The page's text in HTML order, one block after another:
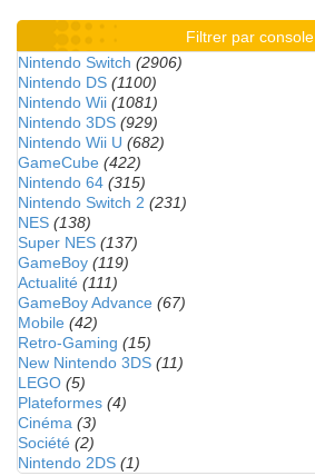
Filtrer par console
Nintendo Switch (2906)
Nintendo DS (1100)
Nintendo Wii (1081)
Nintendo 3DS (929)
Nintendo Wii U (682)
GameCube (422)
Nintendo 64 (315)
Nintendo Switch 2 (231)
NES (138)
Super NES (137)
GameBoy (119)
Actualité (111)
GameBoy Advance (67)
Mobile (42)
Retro-Gaming (15)
New Nintendo 3DS (11)
LEGO (5)
Plateformes (4)
Cinéma (3)
Société (2)
Nintendo 2DS (1)